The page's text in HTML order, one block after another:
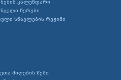
კალენდარი
წერები
სწავლების რეჟიმი
მიღების წესი